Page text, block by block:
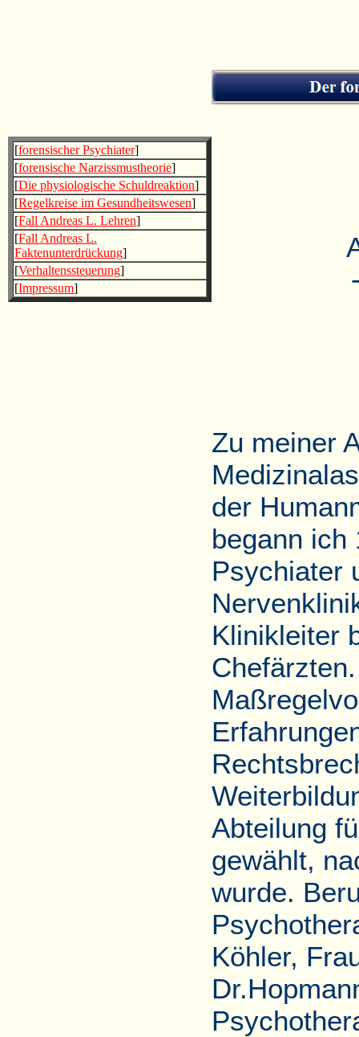
[forensischer Psychiater]
[forensische Narzissmustheorie]
[Die physiologische Schuldreaktion]
[Regelkreise im Gesundheitswesen]
[Fall Andreas L. Lehren]
[Fall Andreas L.
Faktenunterdrückung]
[Verhaltenssteuerung]
[Impressum]
Zu meiner
der
begann ich
Psychiater
Klinikleiter
Abteilung
gewählt,
wurde.
Köhler,